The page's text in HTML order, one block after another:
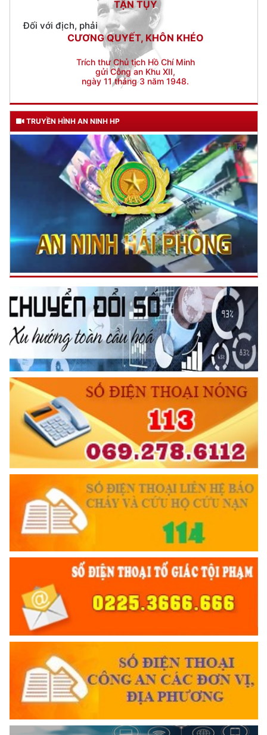
Trích thư Chủ tịch Hồ Chí Minh
gửi Công an Khu XII,
ngày 11 tháng 3 năm 1948.
TRUYỀN HÌNH AN NINH HP